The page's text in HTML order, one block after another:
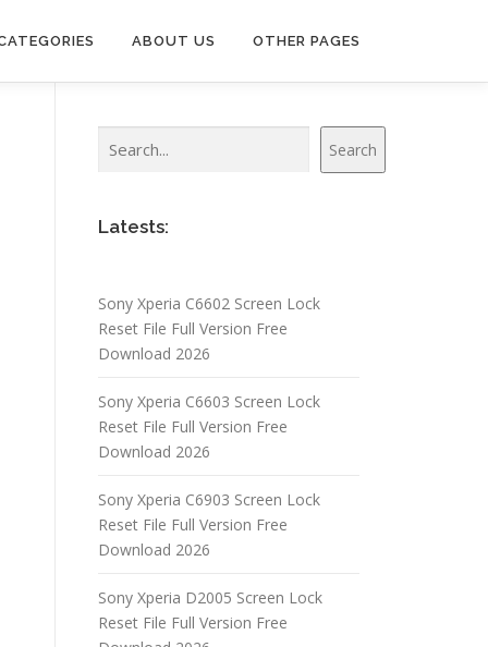
ABOUT US OTHER PAGES
Search
Latests:
Sony Xperia C6602 Screen Lock
Reset File Full Version Free
Download 2026
Sony Xperia C6603 Screen Lock
Reset File Full Version Free
Download 2026
Sony Xperia C6903 Screen Lock
Reset File Full Version Free
Download 2026
Sony Xperia D2005 Screen Lock
Reset File Full Version Free